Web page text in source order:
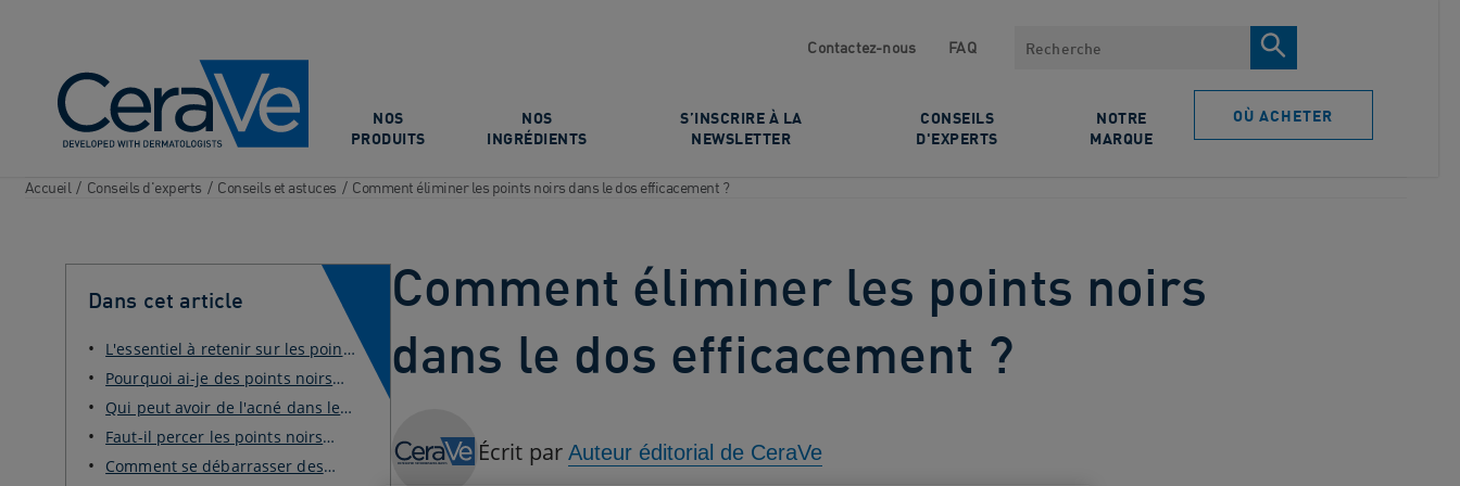
Contactez-nous FAQ Rechercher
NOS
PRODUITS
NOS
INGRÉDIENTS
S’INSCRIRE À LA
NEWSLETTER
CONSEILS
D'EXPERTS
NOTRE
MARQUE
OÙ ACHETER
Accueil / Conseils d'experts / Conseils et astuces / Comment éliminer les points noirs dans le dos efficacement ?
Comment éliminer les points noirs
dans le dos efficacement ?
Écrit par Auteur éditorial de CeraVe
Dans cet article
L'essentiel à retenir sur les points
noirs dans le...
Pourquoi ai-je des points noirs
dans le dos ?
Qui peut avoir de l'acné dans le
dos ?
Faut-il percer les points noirs
dans le dos ?
Comment se débarrasser des